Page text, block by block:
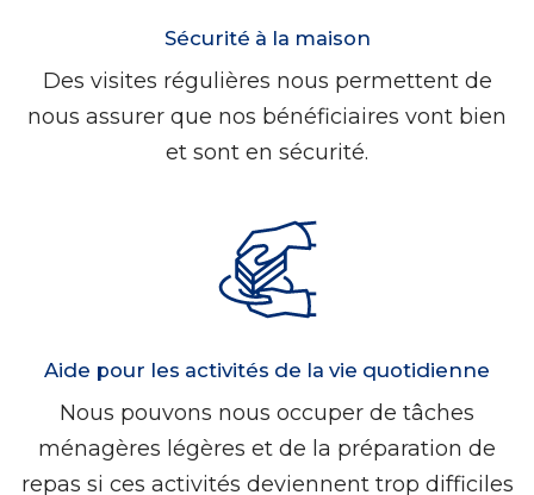
Sécurité à la maison
Des visites régulières nous permettent de
nous assurer que nos bénéficiaires vont bien
et sont en sécurité.
Aide pour les activités de la vie quotidienne
Nous pouvons nous occuper de tâches
ménagères légères et de la préparation de
repas si ces activités deviennent trop difficiles